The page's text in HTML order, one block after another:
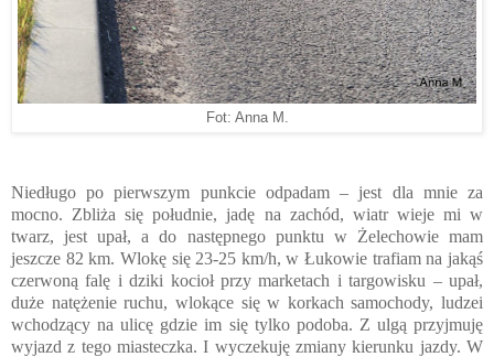
Fot: Anna M.
Niedługo po pierwszym punkcie odpadam – jest dla mnie za
mocno. Zbliża się południe, jadę na zachód, wiatr wieje mi w
twarz, jest upał, a do następnego punktu w Żelechowie mam
jeszcze 82 km. Wlokę się 23-25 km/h, w Łukowie trafiam na jakąś
czerwoną falę i dziki kocioł przy marketach i targowisku – upał,
duże natężenie ruchu, wlokące się w korkach samochody, ludzei
wchodzący na ulicę gdzie im się tylko podoba. Z ulgą przyjmuję
wyjazd z tego miasteczka. I wyczekuję zmiany kierunku jazdy. W